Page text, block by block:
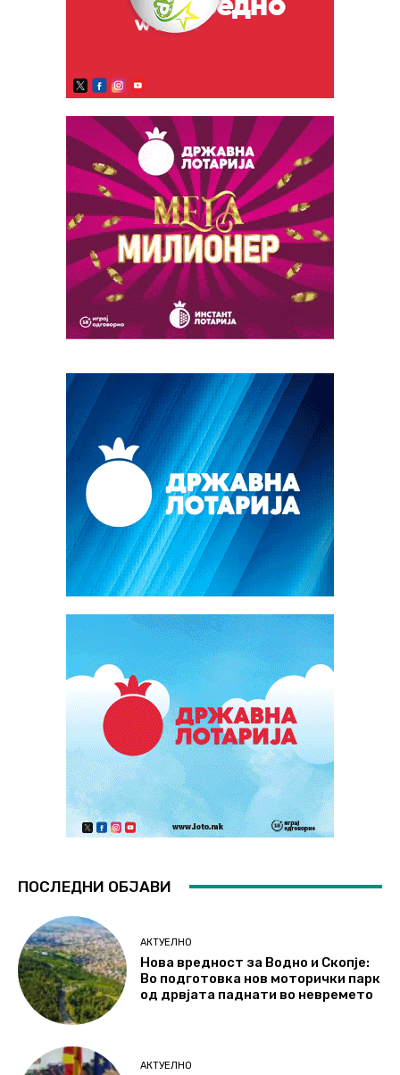
ПОСЛЕДНИ ОБЈАВИ
АКТУЕЛНО
Нова вредност за Водно и Скопје:
Во подготовка нов моторички парк
од дрвјата паднати во невремето
АКТУЕЛНО